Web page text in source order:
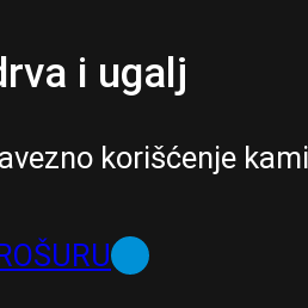
i ugalj
korišćenje